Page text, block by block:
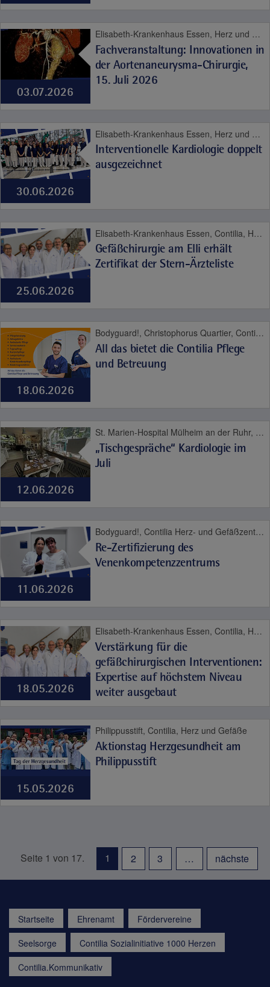
03.07.2026
Elisabeth-Krankenhaus Essen, Herz und Gefäße
Fachveranstaltung: Innovationen in
der Aortenaneurysma-Chirurgie,
15. Juli 2026
30.06.2026
Elisabeth-Krankenhaus Essen, Herz und Gefäße
Interventionelle Kardiologie doppelt
ausgezeichnet
25.06.2026
Elisabeth-Krankenhaus Essen, Contilia, Herz und Gefäße
Gefäßchirurgie am Elli erhält
Zertifikat der Stern-Ärzteliste
18.06.2026
Bodyguard!, Christophorus Quartier, Contilia Herz- und Gefäßzentrum, Contilia Institut für Psychosoziale Medizin, Contilia Klinik Management, Contilia Pflege und Betreuung, Contilia Zentrum für Arbeitsmedizin und Gesundheitsmanagement, Contilia Zentrum für Krankenhaushygiene, CTR Huttrop, Elisabeth-Krankenhaus Essen, Emmaus Quartier, Engelbertus Quartier, Fachklinik Kamillushaus Heidhausen, Franziskushaus, Franziskus Quartier, Geriatrie-Zentrum Haus Berge, Gesundheitspark Altenessen, Haus Berge, Haus Berge Quartier, Hildegardis Quartier, Katholisches Familienzentrum und Kindergarten Auf den Hufen, Kängurus - Ambulante Kinderkrankenpflege, Katholische Kliniken Ruhrhalbinsel, Kita St. Theresia, Laurentius Quartier, Maria Frieden Quartier, Martin Luther Quartier, Philippusstift, Praxis am Grillo-Theater, Raphaelhaus, SPORTZ - Medizinisches Gerätetraining, Sportz Am Uhlenkrug, St. Andreas Quartier, St. Elisabeth-Krankenhaus Niederwenigern, St. Elisabeth Quartier, St. Josef-Krankenhaus Kupferdreh, St. Josef Quartier, St. Marien-Hospital Mülheim an der Ruhr, St. Marien Quartier, Stationäre Reha Sucht, Theaterpassage, Therapie und Reha Kupferdreh, Wohnanlage St. Anna-Stift, Anästhesie und Schmerztherapie, Altersmedizin, Bewegungsapparat, Contilia, Diabetes, Frauengesundheit, Geburt, Herz und Gefäße, Impfen, Karriere, Kinder- und Jugendmedizin, Labor, Neurologie, Niere, Notfallmedizin, Pflege, Plastische Chirurgie, Psyche und Sucht, Seelsorge, Therapie und Reha, Urologie, Viszeralmedizin
All das bietet die Contilia Pflege
und Betreuung
12.06.2026
St. Marien-Hospital Mülheim an der Ruhr, Contilia, Herz und Gefäße
„Tischgespräche“ Kardiologie im
Juli
11.06.2026
Bodyguard!, Contilia Herz- und Gefäßzentrum, Contilia Klinik Management, Contilia Pflege und Betreuung, Contilia Zentrum für Arbeitsmedizin und Gesundheitsmanagement, CTR Huttrop, Elisabeth-Krankenhaus Essen, Fachklinik Kamillushaus Heidhausen, Geriatrie-Zentrum Haus Berge, Gesundheitspark Altenessen, Katholische Kliniken Ruhrhalbinsel, Philippusstift, Praxis am Grillo-Theater, St. Elisabeth-Krankenhaus Niederwenigern, St. Josef-Krankenhaus Kupferdreh, St. Marien-Hospital Mülheim an der Ruhr, Contilia, Herz und Gefäße
Re-Zertifizierung des
Venenkompetenzzentrums
18.05.2026
Elisabeth-Krankenhaus Essen, Contilia, Herz und Gefäße
Verstärkung für die
gefäßchirurgischen Interventionen:
Expertise auf höchstem Niveau
weiter ausgebaut
15.05.2026
Philippusstift, Contilia, Herz und Gefäße
Aktionstag Herzgesundheit am
Philippusstift
Seite 1 von 17. 1 2 3 … nächste
Startseite Ehrenamt
Fördervereine
Seelsorge
Contilia Sozialinitiative 1000 Herzen
Contilia.Kommunikativ